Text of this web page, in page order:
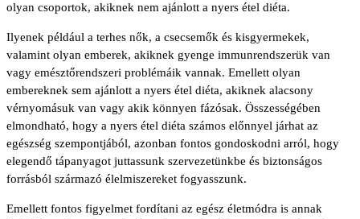
olyan csoportok, akiknek nem ajánlott a nyers étel diéta.
Ilyenek például a terhes nők, a csecsemők és kisgyermekek,
valamint olyan emberek, akiknek gyenge immunrendszerük van
vagy emésztőrendszeri problémáik vannak. Emellett olyan
embereknek sem ajánlott a nyers étel diéta, akiknek alacsony
vérnyomásuk van vagy akik könnyen fázósak. Összességében
elmondható, hogy a nyers étel diéta számos előnnyel járhat az
egészség szempontjából, azonban fontos gondoskodni arról, hogy
elegendő tápanyagot juttassunk szervezetünkbe és biztonságos
forrásból származó élelmiszereket fogyasszunk.
Emellett fontos figyelmet fordítani az egész életmódra is annak